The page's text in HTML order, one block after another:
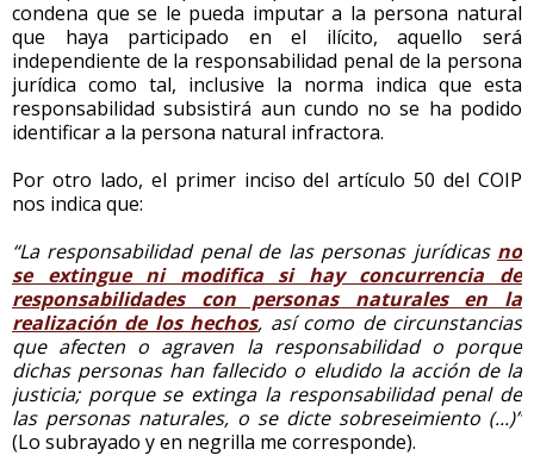
condena que se le pueda imputar a la persona natural
que haya participado en el ilícito, aquello será
independiente de la responsabilidad penal de la persona
jurídica como tal, inclusive la norma indica que esta
responsabilidad subsistirá aun cundo no se ha podido
identificar a la persona natural infractora.
Por otro lado, el primer inciso del artículo 50 del COIP
nos indica que:
“La responsabilidad penal de las personas jurídicas no
se extingue ni modifica si hay concurrencia de
responsabilidades con personas naturales en la
realización de los hechos, así como de circunstancias
que afecten o agraven la responsabilidad o porque
dichas personas han fallecido o eludido la acción de la
justicia; porque se extinga la responsabilidad penal de
las personas naturales, o se dicte sobreseimiento (...)”
(Lo subrayado y en negrilla me corresponde).